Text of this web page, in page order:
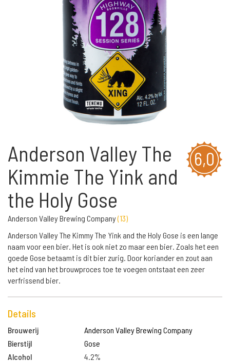
6,0
Anderson Valley The
Kimmie The Yink and
the Holy Gose
Anderson Valley Brewing Company(13)
Anderson Valley The Kimmy The Yink and the Holy Gose is een lange
naam voor een bier. Het is ook niet zo maar een bier. Zoals het een
goede Gose betaamt is dit bier zurig. Door koriander en zout aan
het eind van het brouwproces toe te voegen ontstaat een zeer
verfrissend bier.
Details
Brouwerij
Anderson Valley Brewing Company
Bierstijl
Gose
Alcohol
4.2%